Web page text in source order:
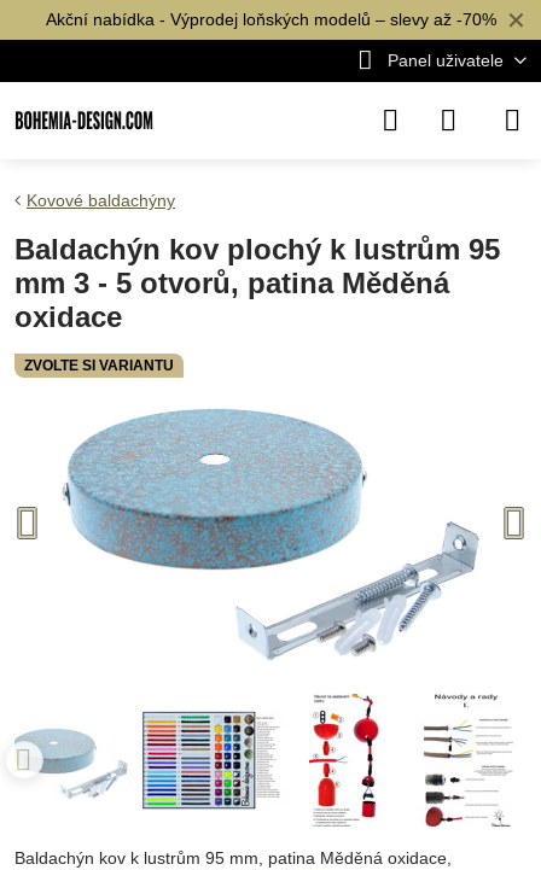
✕
Akční nabídka - Výprodej loňských modelů – slevy až -70%
Panel uživatele
ZVOLTE SI VARIANTU
Kovové baldachýny
Baldachýn kov plochý k lustrům 95
mm 3 - 5 otvorů, patina Měděná
oxidace
Baldachýn kov k lustrům 95 mm, patina Měděná oxidace,